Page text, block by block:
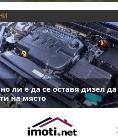
ли е да се оставя дизел да
на място